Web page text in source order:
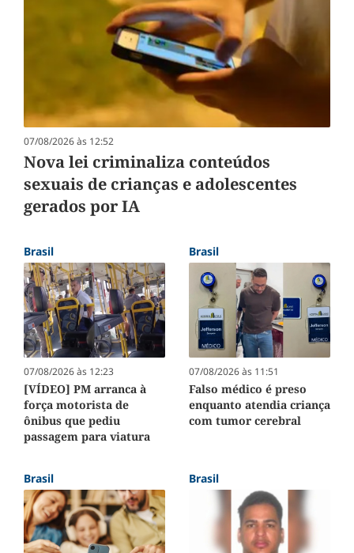
07/08/2026 às 12:52
Nova lei criminaliza conteúdos
sexuais de crianças e adolescentes
gerados por IA
Brasil
07/08/2026 às 12:23
[VÍDEO] PM arranca à
força motorista de
ônibus que pediu
passagem para viatura
Brasil
07/08/2026 às 11:51
Falso médico é preso
enquanto atendia criança
com tumor cerebral
Brasil Brasil